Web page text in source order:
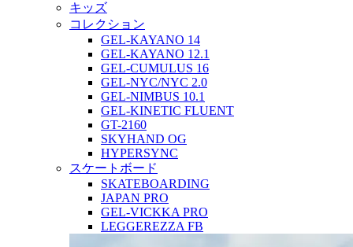
キッズ
コレクション
GEL-KAYANO 14
GEL-KAYANO 12.1
GEL-CUMULUS 16
GEL-NYC/NYC 2.0
GEL-NIMBUS 10.1
GEL-KINETIC FLUENT
GT-2160
SKYHAND OG
HYPERSYNC
スケートボード
SKATEBOARDING
JAPAN PRO
GEL-VICKKA PRO
LEGGEREZZA FB